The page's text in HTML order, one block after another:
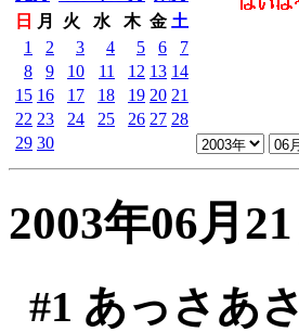
日
月 火 水 木 金 土
1
2 3 4 5 6
7
8
9 10 11 12 13 14
15 16 17 18 19 20 21
22 23 24 25 26 27 28
29 30
2003年06月
#1 あっさあ